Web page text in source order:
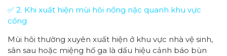
✅ 2. Khi xuất hiện mùi hôi nồng nặc quanh khu vực
cống
Mùi hôi thường xuyên xuất hiện ở khu vực nhà vệ sinh,
sân sau hoặc miệng hố ga là dấu hiệu cảnh báo bùn